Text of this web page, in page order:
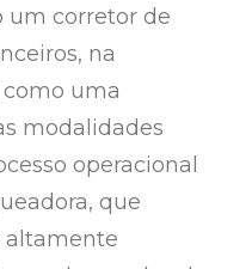
um corretor de
na
uma
modalidades
operacional
que
altamente